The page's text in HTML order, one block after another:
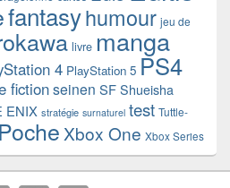
fantasyhumour jeu de
livre manga
4 PlayStation 5 PS4
fictionseinen SF Shueisha
ENIX stratégie surnaturel test Tuttle-
Xbox One Xbox Series